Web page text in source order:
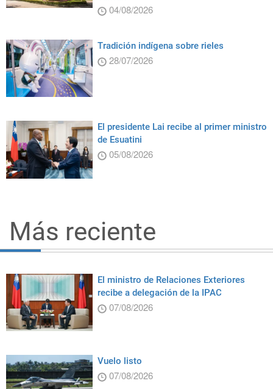
04/08/2026
Tradición indígena sobre rieles
28/07/2026
El presidente Lai recibe al primer ministro
de Esuatini
05/08/2026
Más reciente
El ministro de Relaciones Exteriores
recibe a delegación de la IPAC
07/08/2026
Vuelo listo
07/08/2026